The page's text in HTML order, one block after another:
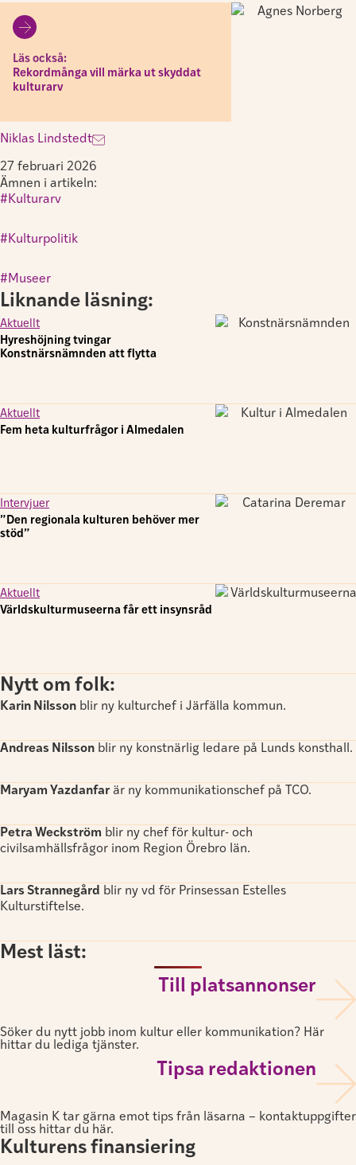
Läs också:
Rekordmånga vill märka ut skyddat
kulturarv
Niklas Lindstedt
27 februari 2026
Ämnen i artikeln:
Kulturarv
Kulturpolitik
Museer
Liknande läsning:
Aktuellt
Hyreshöjning tvingar
Konstnärsnämnden att flytta
Aktuellt
Fem heta kulturfrågor i Almedalen
Intervjuer
”Den regionala kulturen behöver mer
stöd”
Aktuellt
Världskulturmuseerna får ett insynsråd
Nytt om folk:
Karin Nilsson blir ny kulturchef i Järfälla kommun.
Andreas Nilsson blir ny konstnärlig ledare på Lunds konsthall.
Maryam Yazdanfar är ny kommunikationschef på TCO.
Petra Weckström blir ny chef för kultur- och
civilsamhällsfrågor inom Region Örebro län.
Lars Strannegård blir ny vd för Prinsessan Estelles
Kulturstiftelse.
Mest läst:
Till platsannonser
Söker du nytt jobb inom kultur eller kommunikation? Här
hittar du lediga tjänster.
Tipsa redaktionen
Magasin K tar gärna emot tips från läsarna – kontaktuppgifter
till oss hittar du här.
Kulturens finansiering